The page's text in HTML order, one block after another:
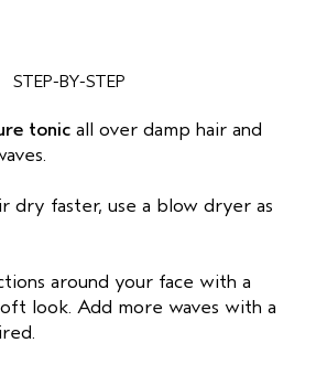
STEP-BY-STEP
tonic all over damp hair and
dry faster, use a blow dryer as
around your face with a
look. Add more waves with a